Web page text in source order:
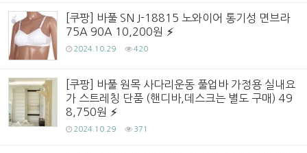
[쿠팡] 바풀 SN J-18815 노와이어 통기성 면브라
75A 90A 10,200원
2024.10.29 420
[쿠팡] 바풀 원목 사다리운동 풀업바 가정용 실내요
가 스트레칭 단품 (핸디바,데스크는 별도 구매) 49
8,750원
2024.10.29 371